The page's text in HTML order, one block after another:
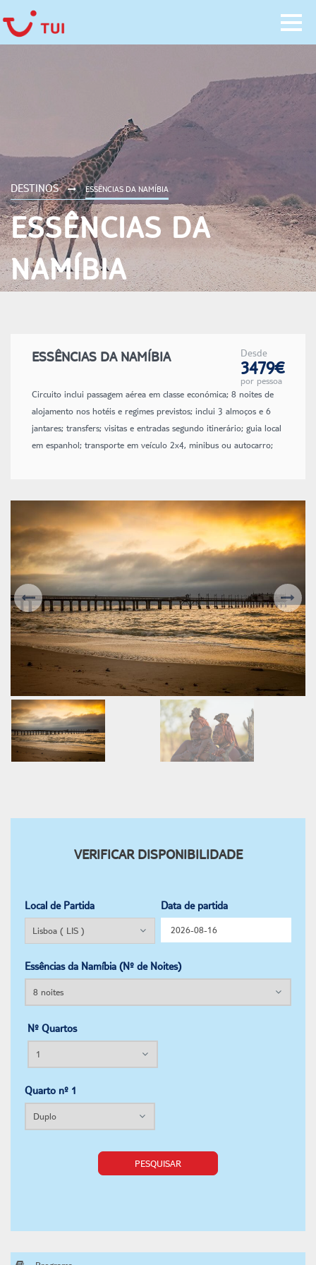
DESTINOS ESSÊNCIAS DA NAMÍBIA
ESSÊNCIAS DA
NAMÍBIA
ESSÊNCIAS DA NAMÍBIA Desde
3479€
por pessoa
Circuito inclui passagem aérea em classe económica; 8 noites de
alojamento nos hotéis e regimes previstos; inclui 3 almoços e 6
jantares; transfers; visitas e entradas segundo itinerário; guia local
em espanhol; transporte em veículo 2x4, minibus ou autocarro;
VERIFICAR DISPONIBILIDADE
Local de Partida Data de partida
Essências da Namíbia (Nº de Noites)
Nº Quartos
Quarto nº 1
PESQUISAR